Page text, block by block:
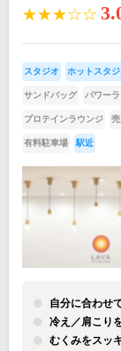
★★★☆☆
スタジオ ホットスタ
サンドバッグ パワー
プロテインラウンジ
有料駐車場 駅近
自分に合わせ
冷え／肩こり
むくみをスッ